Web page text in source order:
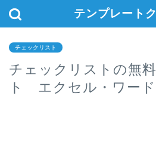
テンプレート
チェックリスト
チェックリストの無
ト エクセル・ワー